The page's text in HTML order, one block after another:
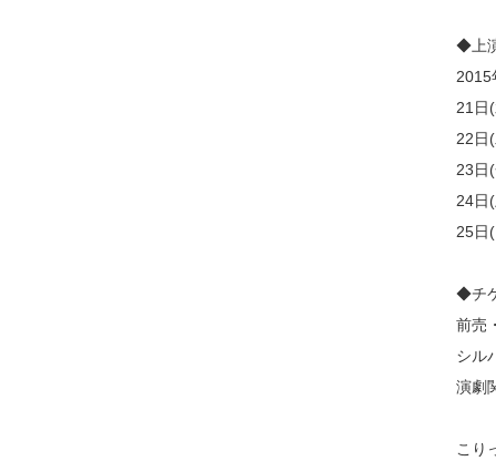
◆上
2015
21日
22日
23日
24日
25日
◆チ
前売
シル
演劇
こり